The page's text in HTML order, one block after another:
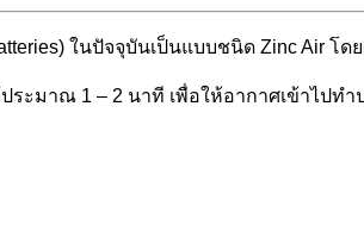
ในปัจจุบันเป็นแบบชนิด Zinc Air โ
ระมาณ 1 – 2 นาที เพื่อให้อากาศเข้าไป